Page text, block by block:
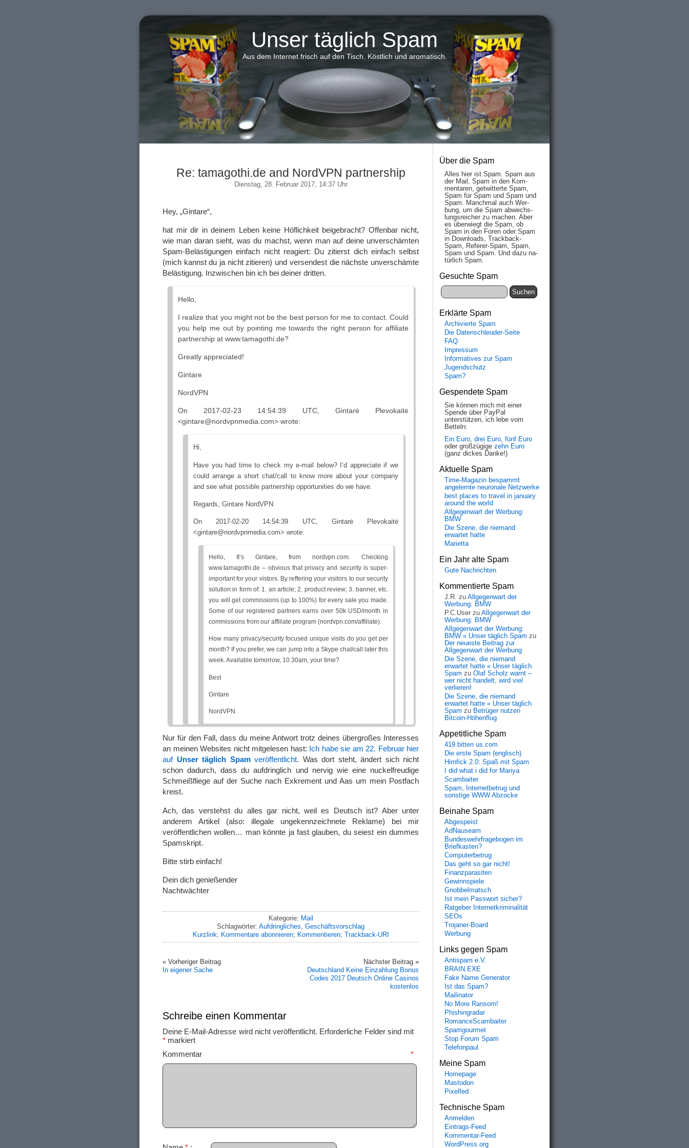
Unser täglich Spam
Aus dem Internet frisch auf den Tisch. Köstlich und aromatisch.
Re: tamagothi.de and NordVPN partnership
Dienstag, 28. Februar 2017, 14:37 Uhr
Hey, „Gintare“,
hat mir dir in deinem Leben keine Höflichkeit beigebracht? Offenbar nicht,
wie man daran sieht, was du machst, wenn man auf deine unverschämten
Spam-Belästigungen einfach nicht reagiert: Du zitierst dich einfach selbst
(mich kannst du ja nicht zitieren) und versendest die nächste unverschämte
Belästigung. Inzwischen bin ich bei deiner dritten.
Hello,
I realize that you might not be the best person for me to contact. Could
you help me out by pointing me towards the right person for affiliate
partnership at www.tamagothi.de?
Greatly appreciated!
Gintare
NordVPN
On 2017-02-23 14:54:39 UTC, Gintarė Plevokaitė
<gintare@nordvpnmedia.com> wrote:
Hi,
Have you had time to check my e-mail below? I‘d appreciate if we
could arrange a short chat/call to know more about your company
and see what possible partnership opportunities do we have.
Regards, Gintare NordVPN
On 2017-02-20 14:54:39 UTC, Gintarė Plevokaitė
<gintare@nordvpnmedia.com> wrote:
Hello, It‘s Gintare, from nordvpn.com. Checking
www.tamagothi.de – obvious that privacy and security is super-
important for your vistors. By reffering your visitors to our security
solution in form of: 1. an article; 2. product review; 3. banner, etc.
you will get commissions (up to 100%) for every sale you made.
Some of our registered partners earns over 50k USD/month in
commissions from our affiliate program (nordvpn.com/affiliate).
How many privacy/security focused unique visits do you get per
month? If you prefer, we can jump into a Skype chat/call later this
week. Available tomorrow, 10.30am, your time?
Best
Gintare
NordVPN
Nur für den Fall, dass du meine Antwort trotz deines übergroßes Interesses
an meinen Websites nicht mitgelesen hast: Ich habe sie am 22. Februar hier
auf Unser täglich Spamveröffentlicht. Was dort steht, ändert sich nicht
schon dadurch, dass du aufdringlich und nervig wie eine nuckelfreudige
Schmeißfliege auf der Suche nach Exkrement und Aas um mein Postfach
kreist.
Ach, das verstehst du alles gar nicht, weil es Deutsch ist? Aber unter
anderem Artikel (also: illegale ungekennzeichnete Reklame) bei mir
veröffentlichen wollen… man könnte ja fast glauben, du seiest ein dummes
Spamskript.
Bitte stirb einfach!
Dein dich genießender
Nachtwächter
Kategorie: Mail
Schlagwörter: Aufdringliches Geschäftsvorschlag
Kurzlink; Kommentare abonnieren; Kommentieren; Trackback-URI
« Vorheriger Beitrag
In eigener Sache
Nächster Beitrag »
Deutschland Keine Einzahlung Bonus
Codes 2017 Deutsch Online Casinos
kostenlos
Schreibe einen Kommentar
Deine E-Mail-Adresse wird nicht veröffentlicht. Erforderliche Felder sind mit
* markiert
Kommentar *
Über die Spam
Alles hier ist Spam. Spam aus
der Mail, Spam in den Kom­
men­taren, ge­twit­ter­te Spam,
Spam für Spam und Spam und
Spam. Manch­mal auch Wer­
bung, um die Spam ab­wechs­
lungs­reich­er zu mach­en. Aber
es über­wiegt die Spam, ob
Spam in den Fo­ren oder Spam
in Down­loads, Track­back-
Spam, Re­fe­rer-Spam, Spam,
Spam und Spam. Und da­zu na­
tür­lich Spam.
Gesuchte Spam
Erklärte Spam
Archivierte Spam
Die Datenschleuder-Seite
FAQ
Impressum
Informatives zur Spam
Jugendschutz
Spam?
Gespendete Spam
Sie können mich mit einer
Spende über PayPal
unterstützen, ich lebe vom
Betteln:
Ein Euro, drei Euro, fünf Euro
oder großzügige zehn Euro
(ganz dickes Danke!)
Aktuelle Spam
Time-Magazin bespammt
angelernte neuronale Netzwerke
best places to travel in january
around the world
Allgegenwart der Werbung:
BMW
Die Szene, die niemand
erwartet hatte
Marietta
Ein Jahr alte Spam
Gute Nachrichten
Kommentierte Spam
J.R. zu Allgegenwart der
Werbung: BMW
P.C.User zu Allgegenwart der
Werbung: BMW
Allgegenwart der Werbung:
BMW « Unser täglich Spam zu
Der neueste Beitrag zur
Allgegenwart der Werbung
Die Szene, die niemand
erwartet hatte « Unser täglich
Spam zu Olaf Scholz warnt –
wer nicht handelt, wird viel
verlieren!
Die Szene, die niemand
erwartet hatte « Unser täglich
Spam zu Betrüger nutzen
Bitcoin-Höhenflug
Appetitliche Spam
419.bitten us.com
Die erste Spam (englisch)
Hirnfick 2.0: Spaß mit Spam
I did what i did for Mariya
Scambaiter
Spam, Internetbetrug und
sonstige WWW Abzocke
Beinahe Spam
Abgespeist
AdNauseam
Bundeswehrfragebogen im
Briefkasten?
Computerbetrug
Das geht so gar nicht!
Finanzparasiten
Gewinnspiele
Gnobbelmatsch
Ist mein Passwort sicher?
Ratgeber Internetkriminalität
SEOs
Trojaner-Board
Werbung
Links gegen Spam
Antispam e.V.
BRAIN.EXE
Fake Name Generator
Ist das Spam?
Mailinator
No More Ransom!
Phishingradar
RomanceScambaiter
Spamgourmet
Stop Forum Spam
Telefonpaul
Meine Spam
Homepage
Mastodon
Pixelfed
Technische Spam
Anmelden
Eintrags-Feed
Kommentar-Feed
WordPress.org